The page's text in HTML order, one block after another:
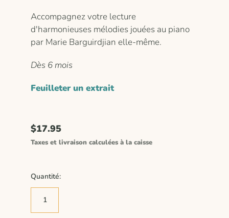
Accompagnez votre lecture
d'harmonieuses mélodies jouées au piano
par Marie Barguirdjian elle-même.
Dès 6 mois
Feuilleter un extrait
$17.95
Taxes et livraison calculées à la caisse
Quantité: